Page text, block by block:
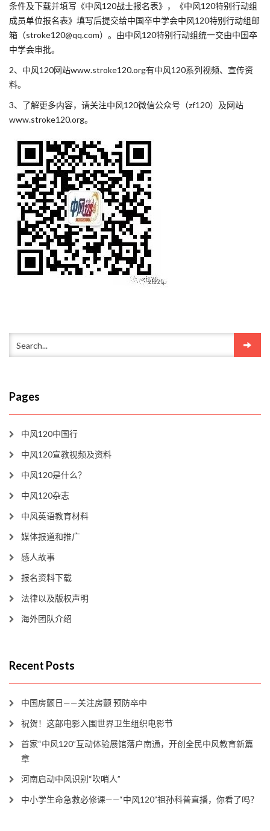
条件及下载并填写《中风120战士报名表》，《中风120特别行动组
成员单位报名表》填写后提交给中国卒中学会中风120特别行动组邮
箱（stroke120@qq.com）。由中风120特别行动组统一交由中国卒
中学会审批。
2、中风120网站www.stroke120.org有中风120系列视频、宣传资
料。
3、了解更多内容，请关注中风120微信公众号（zf120）及网站
www.stroke120.org。
Pages
中风120中国行
中风120宣教视频及资料
中风120是什么？
中风120杂志
中风英语教育材料
媒体报道和推广
感人故事
报名资料下载
法律以及版权声明
海外团队介绍
Recent Posts
中国房颤日——关注房颤 预防卒中
祝贺！这部电影入围世界卫生组织电影节
首家“中风120”互动体验展馆落户南通，开创全民中风教育新篇
章
河南启动中风识别“吹哨人”
中小学生命急救必修课——“中风120”祖孙科普直播，你看了吗？